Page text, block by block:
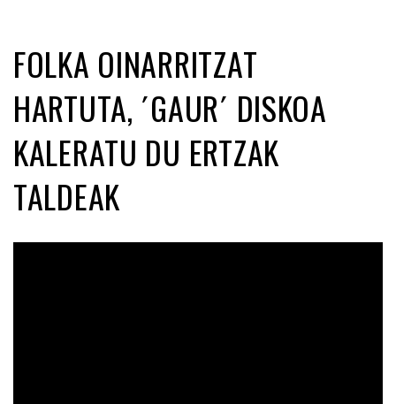
FOLKA OINARRITZAT
HARTUTA, ´GAUR´ DISKOA
KALERATU DU ERTZAK
TALDEAK